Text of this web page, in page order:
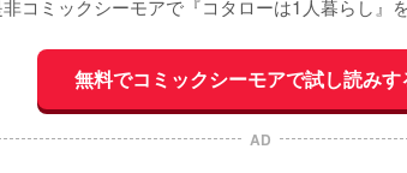
コミックシーモアで『コタローは1人暮らし』
無料でコミックシーモアで試し読みす
AD